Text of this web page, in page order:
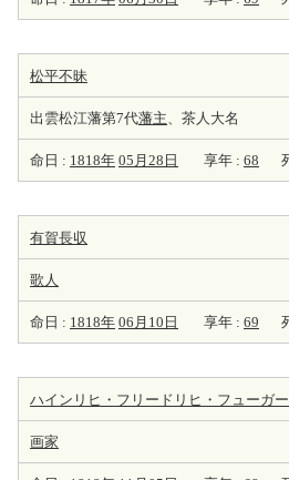
松平不昧
出雲松江藩第7代藩主、茶人大名
命日 : 1818年 05月28日 享年 : 68
有賀長収
歌人
命日 : 1818年 06月10日 享年 : 69
ハインリヒ・フリードリヒ・フューガー
画家